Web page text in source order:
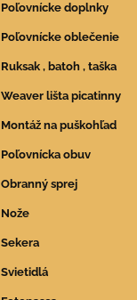
Poľovnícke doplnky
Poľovnícke oblečenie
Ruksak , batoh , taška
Weaver lišta picatinny
Montáž na puškohľad
Poľovnícka obuv
Obranný sprej
Nože
Sekera
Svietidlá